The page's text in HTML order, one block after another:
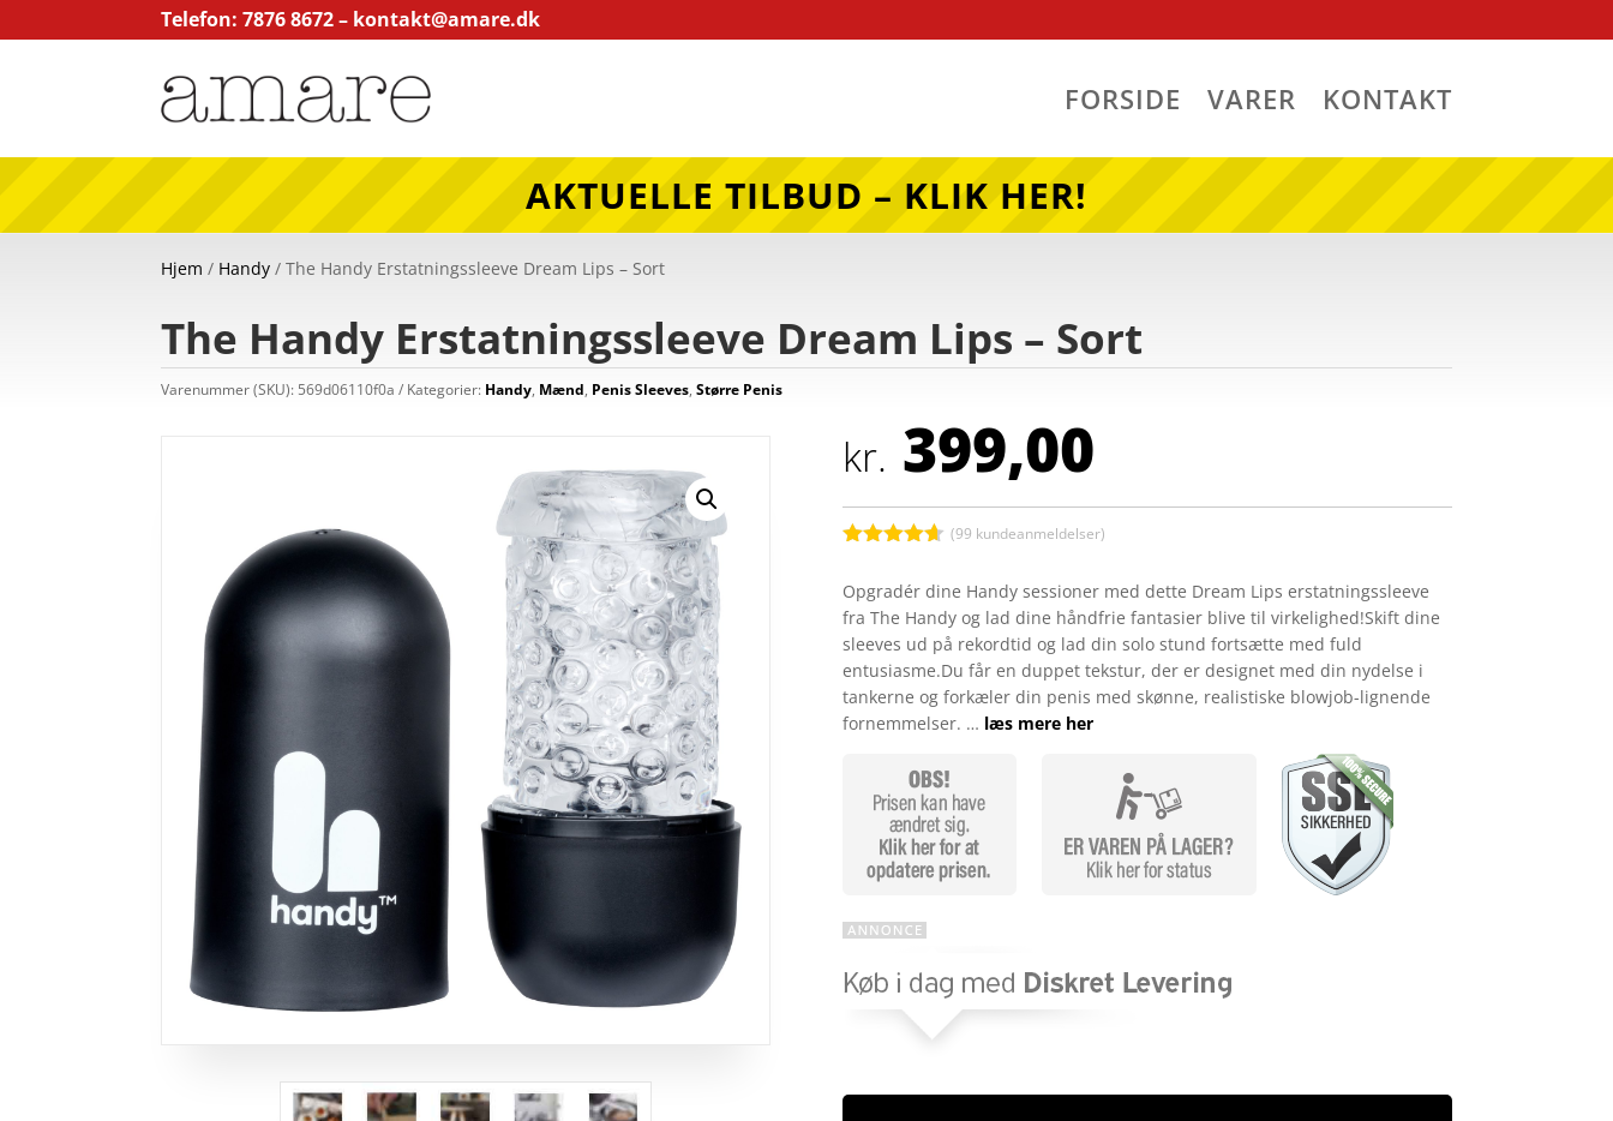
Telefon: 7876 8672 – kontakt@amare.dk
FORSIDE VARER KONTAKT
AKTUELLE TILBUD – KLIK HER!
Hjem / Handy / The Handy Erstatningssleeve Dream Lips – Sort
The Handy Erstatningssleeve Dream Lips – Sort
Varenummer (SKU): 569d06110f0a Kategorier: Handy, Mænd, Penis Sleeves,Større Penis
kr. 399,00
ud af 5
baseret på
kundebedø
mmelser
(99 kundeanmeldelser)
Opgradér dine Handy sessioner med dette Dream Lips erstatningssleeve
fra The Handy og lad dine håndfrie fantasier blive til virkelighed!Skift dine
sleeves ud på rekordtid og lad din solo stund fortsætte med fuld
entusiasme.Du får en duppet tekstur, der er designet med din nydelse i
tankerne og forkæler din penis med skønne, realistiske blowjob-lignende
fornemmelser. … læs mere her